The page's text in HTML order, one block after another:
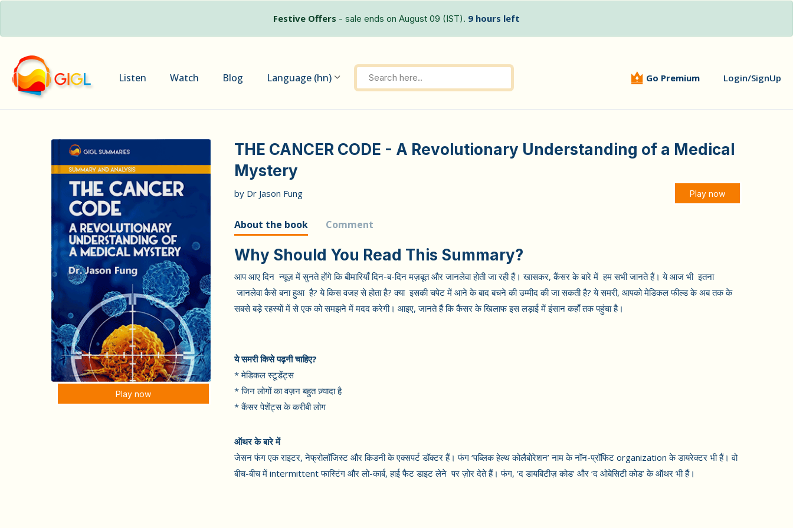
Festive Offers - sale ends on August 09 (IST). 9 hours left
Listen Watch Blog Language (hn) Go Premium Login/SignUp
Play now
THE CANCER CODE - A Revolutionary Understanding of a Medical
Mystery
by Dr Jason Fung Play now
About the book Comment
Why Should You Read This Summary?
आप आए दिन न्यूज़ में सुनते होंगे कि बीमारियाँ दिन-ब-दिन मज़बूत और जानलेवा होती जा रही हैं। खासकर, कैंसर के बारे में हम सभी जानते हैं। ये आज भी इतना
जानलेवा कैसे बना हुआ है? ये किस वजह से होता है? क्या इसकी चपेट में आने के बाद बचने की उम्मीद की जा सकती है? ये समरी, आपको मेडिकल फील्ड के अब तक के
सबसे बड़े रहस्यों में से एक को समझने में मदद करेगी। आइए, जानते हैं कि कैंसर के खिलाफ इस लड़ाई में इंसान कहाँ तक पहुंचा है।
ये समरी किसे पढ़नी चाहिए?
* मेडिकल स्टूडेंट्स
* जिन लोगों का वज़न बहुत ज़्यादा है
* कैंसर पेशेंट्स के करीबी लोग
ऑथर के बारे में
जेसन फंग एक राइटर, नेफ्रोलॉजिस्ट और किडनी के एक्सपर्ट डॉक्टर हैं। फंग ‘पब्लिक हेल्थ कोलैबोरेशन’ नाम के नॉन-प्रॉफिट organization के डायरेक्टर भी हैं। वो
बीच-बीच में intermittent फास्टिंग और लो-कार्ब, हाई फैट डाइट लेने पर ज़ोर देते हैं। फंग, ‘द डायबिटीज़ कोड’ और ‘द ओबेसिटी कोड’ के ऑथर भी हैं।